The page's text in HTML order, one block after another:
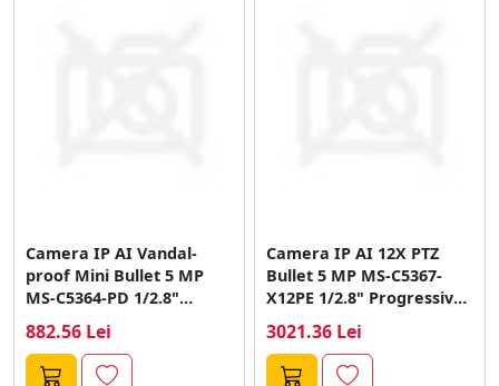
Camera IP AI Vandal-
proof Mini Bullet 5 MP
MS-C5364-PD 1/2.8"
882.56 Lei
Camera IP AI 12X PTZ
Bullet 5 MP MS-C5367-
X12PE 1/2.8" Progressive
3021.36 Lei